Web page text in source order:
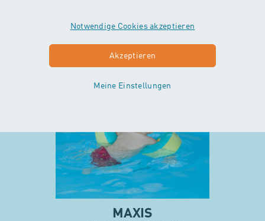
Notwendige Cookies akzeptieren
Akzeptieren
Meine Einstellungen
ohne Unterstützung der Eltern…
Mehr zu Minis
MAXIS